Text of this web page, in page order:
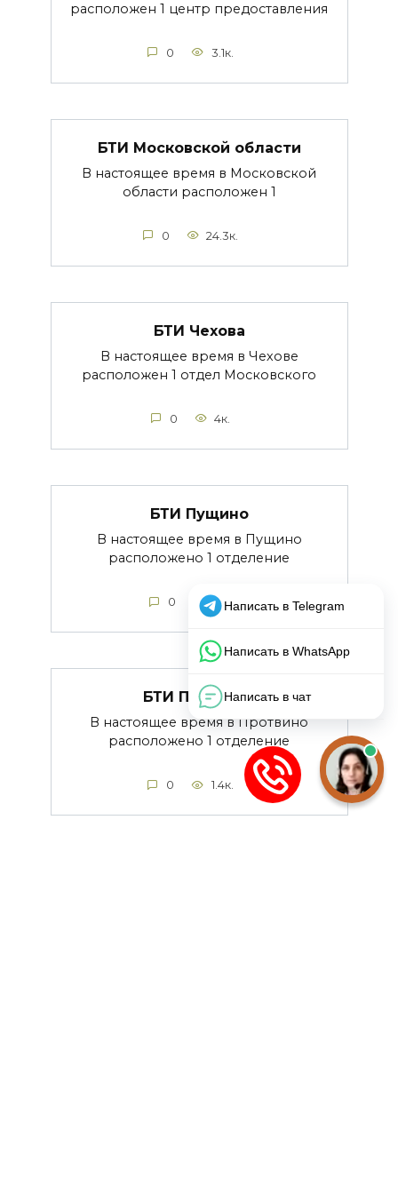
расположен 1 центр предоставления
0 3.1к.
БТИ Московской области
В настоящее время в Московской
области расположен 1
0 24.3к.
БТИ Чехова
В настоящее время в Чехове
расположен 1 отдел Московского
0 4к.
БТИ Пущино
В настоящее время в Пущино
расположено 1 отделение
0 1.1к.
БТИ Протвино
В настоящее время в Протвино
расположено 1 отделение
0 1.4к.